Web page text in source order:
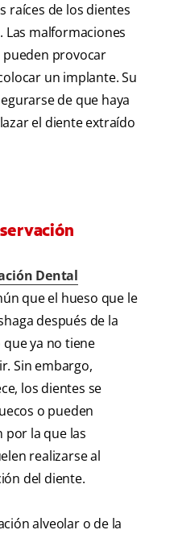
raíces de los dientes
Las malformaciones
provocar
un implante. Su
de que haya
el diente extraído
Dental
que el hueso que le
después de la
ya no tiene
Sin embargo,
los dientes se
o pueden
por la que las
realizarse al
del diente.
alveolar o de la